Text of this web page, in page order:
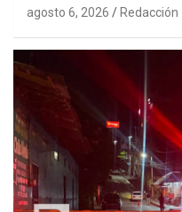
agosto 6, 2026 Redacción